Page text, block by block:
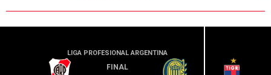
LIGA PROFESIONAL ARGENTINA
FINAL